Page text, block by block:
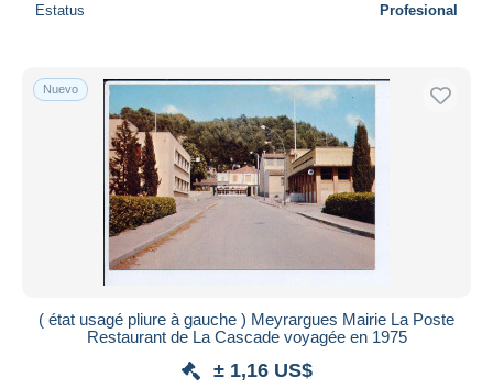
Estatus Profesional
Nuevo
( état usagé pliure à gauche ) Meyrargues Mairie La Poste
Restaurant de La Cascade voyagée en 1975
± 1,16 US$